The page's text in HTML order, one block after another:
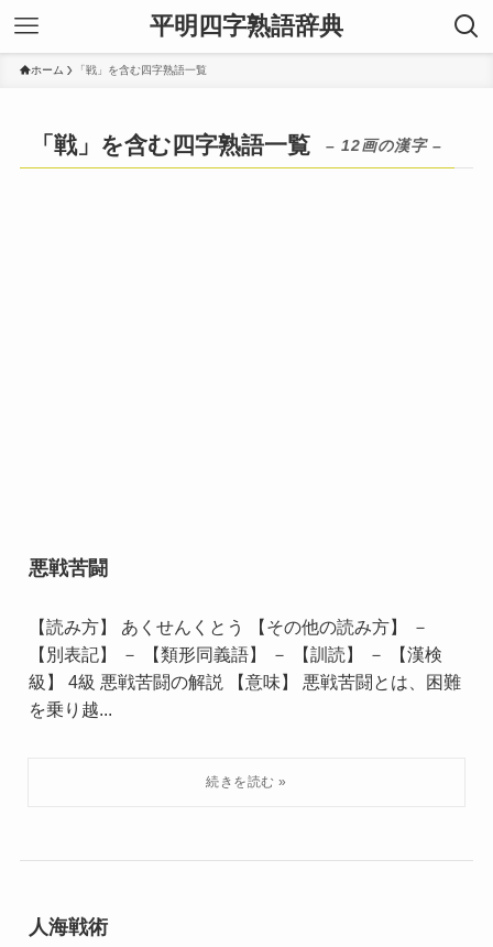
平明四字熟語辞典
ホーム 「戦」を含む四字熟語一覧
「戦」を含む四字熟語一覧 – 12画の漢字 –
悪戦苦闘
【読み方】 あくせんくとう 【その他の読み方】 －
【別表記】 － 【類形同義語】 － 【訓読】 － 【漢検
級】 4級 悪戦苦闘の解説 【意味】 悪戦苦闘とは、困難
を乗り越...
人海戦術